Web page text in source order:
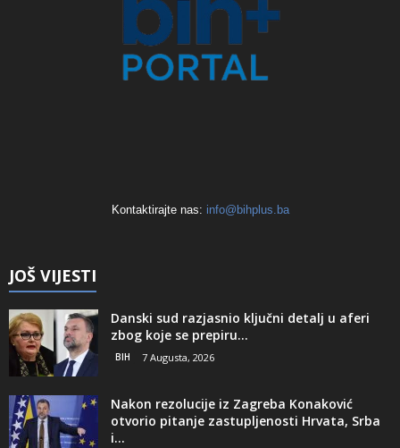
Kontaktirajte nas: info@bihplus.ba
JOŠ VIJESTI
Danski sud razjasnio ključni detalj u aferi
zbog koje se prepiru...
BIH 7 Augusta, 2026
Nakon rezolucije iz Zagreba Konaković
otvorio pitanje zastupljenosti Hrvata, Srba
i...